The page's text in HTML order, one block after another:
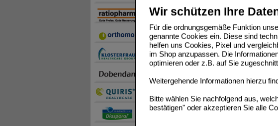
Wir schützen Ihre
Für die ordnungsgemäße Funktion
genannte Cookies ein. Diese sind
helfen uns Cookies, Pixel und
im Shop anzupassen. Die
optimieren oder z.B. auf Sie
Weitergehende Informationen hierzu
Bitte wählen Sie nachfolgend aus,
bestätigen" oder akzeptieren Sie alle